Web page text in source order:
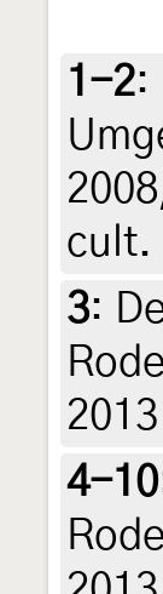
1-2:
cult.
3:
4-10